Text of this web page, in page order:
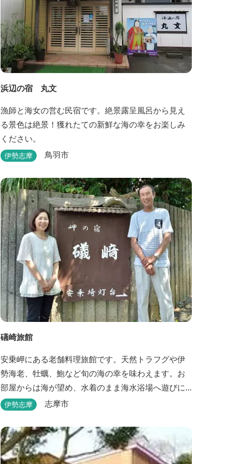
浜辺の宿 丸文
漁師と海女の営む民宿です。絶景露呈風呂から見え
る景色は絶景！獲れたての新鮮な海の幸をお楽しみ
ください。
伊勢志摩 鳥羽市
礒崎旅館
安乗岬にある老舗料理旅館です。天然トラフグや伊
勢海老、牡蠣、鮑など旬の海の幸を味わえます。お
部屋からは海が望め、水着のまま海水浴場へ遊びに
行けます。
伊勢志摩 志摩市